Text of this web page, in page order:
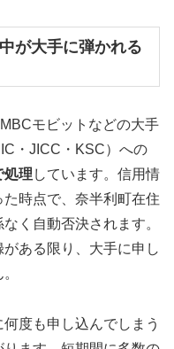
が大手に弾かれる
モビットなどの大手
・JICC・KSC）への
処理 しています。信用情
時点で、奈半利町在住
く自動否決されます。
ある限り、大手に申し
度も申し込んでしまう